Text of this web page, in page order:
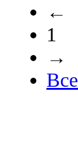
←
1
→
Все